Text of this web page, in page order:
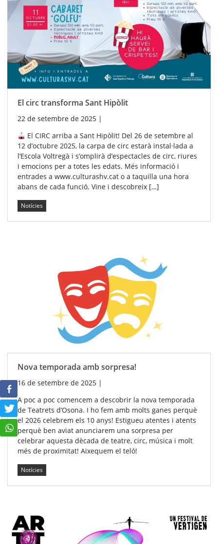
El circ transforma Sant Hipòlit
22 de setembre de 2025 |
El CIRC arriba a Sant Hipòlit! Del 26 de setembre al
12 d’octubre 2025, la carpa de circ estarà instal·lada a
l’Escola Voltregà i s’omplirà d’espectacles de circ, riures
i emocions per a totes les edats. Més informació i
entrades a www.culturashv.cat o a taquilla una hora
abans de cada funció. Vine i descobreix […]
Notícies
Nova temporada amb sorpresa!
16 de setembre de 2025 |
A poc a poc comencem a descobrir la nova temporada
de Teatrets d’Osona. I ho fem amb molts ganes perquè
el 2026 celebrem els 10 anys! Estigueu atentes i atents
perquè ben aviat anunciarem una sorpresa per
celebrar aquesta dècada de teatre, circ, música i molt
més de proximitat! Aixequem el teló!
Notícies